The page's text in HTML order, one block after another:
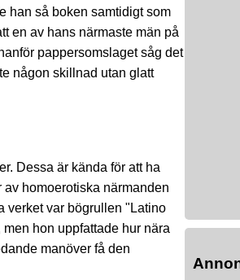
han så boken samtidigt som
en av hans närmaste män på
pappersomslaget såg det
någon skillnad utan glatt
Dessa är kända för att ha
homoerotiska närmanden
verket var bögrullen "Latino
hon uppfattade hur nära
manöver få den